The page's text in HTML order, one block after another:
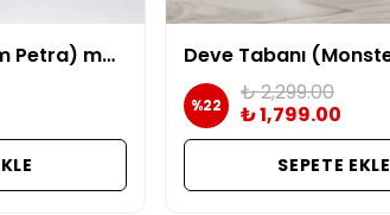
Kroton (Codiaeum Petra) masa boy 20-30 cm
%22
₺ 2,299.00
₺ 1,799.00
SEPETE EKLE